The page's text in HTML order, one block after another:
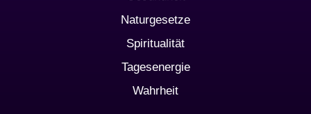
Naturgesetze
Spiritualität
Tagesenergie
Wahrheit